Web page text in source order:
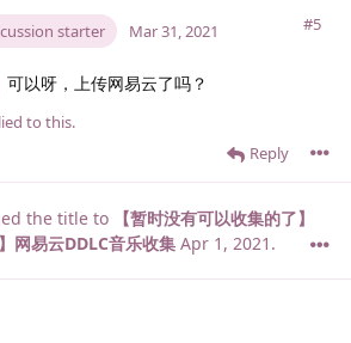
starter #5
Mar 31, 2021
可以呀，上传网易云了吗？
Reply
to this.
the title to
【暂时没有可以收集的了】
网易云DDLC音乐收集 Apr 1, 2021 .